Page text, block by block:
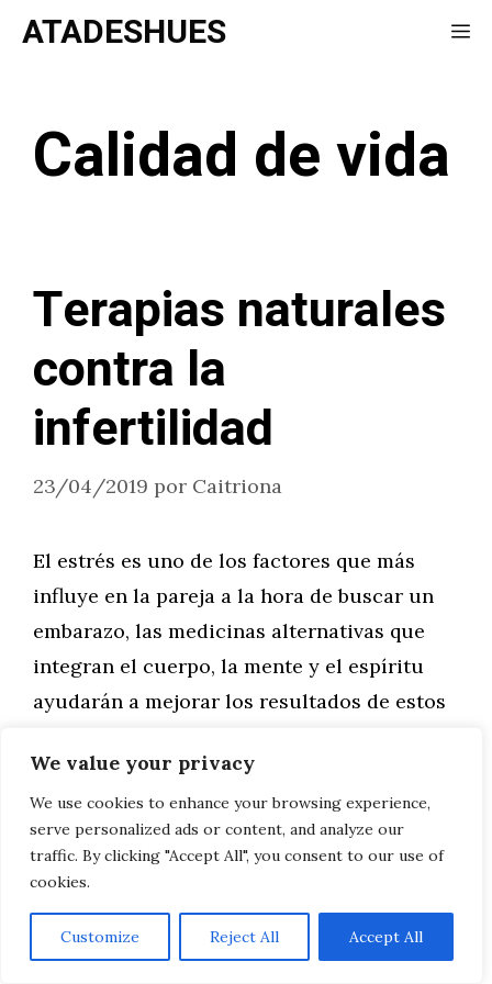
We value your privacy
We use cookies to enhance your browsing experience,
serve personalized ads or content, and analyze our
traffic. By clicking "Accept All", you consent to our use of
cookies.
Customize Reject All Accept All
Saltar
ATADESHUES
Calidad de vida
Terapias naturales
contra la
infertilidad
23/04/2019 por Caitriona
El estrés es uno de los factores que más
influye en la pareja a la hora de buscar un
embarazo, las medicinas alternativas que
integran el cuerpo, la mente y el espíritu
ayudarán a mejorar los resultados de estos
Leer más
AVISO LEGAL, POLITICA DE PRIVACIDAD, COOKIES